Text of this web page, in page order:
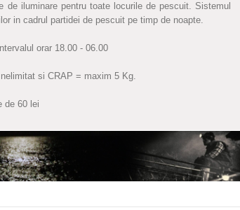
iluminare pentru toate locurile de pescuit. Sistemul
in cadrul partidei de pescuit pe timp de noapte.
orar 18.00 - 06.00
si CRAP = maxim 5 Kg.
de 60 lei